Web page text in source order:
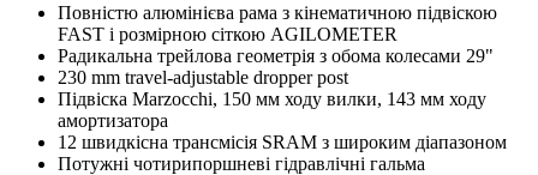
Повністю алюмінієва рама з кінематичною підвіскою
FAST і розмірною сіткою AGILOMETER
Радикальна трейлова геометрія з обома колесами 29"
230 mm travel-adjustable dropper post
Підвіска Marzocchi, 150 мм ходу вилки, 143 мм ходу
амортизатора
12 швидкісна трансмісія SRAM з широким діапазоном
Потужні чотирипоршневі гідравлічні гальма